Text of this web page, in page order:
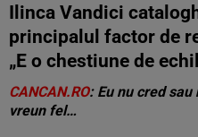
Ilinca Vandici
principalul factor de
„E o chestiune de
CANCAN.RO: Eu nu cred
vreun fel…